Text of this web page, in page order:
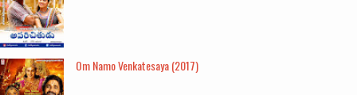
Om Namo Venkatesaya (2017)